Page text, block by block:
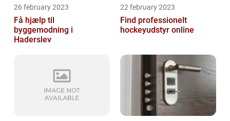
26 february 2023
Få hjælp til
byggemodning i
Haderslev
22 february 2023
Find professionelt
hockeyudstyr online